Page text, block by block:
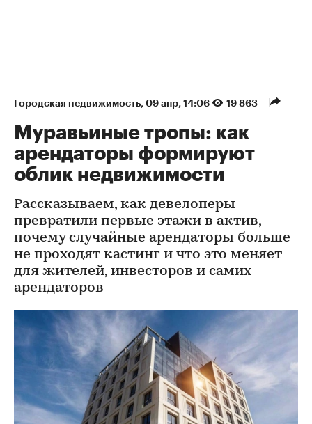
Городская недвижимость 09 апр, 14:06 19 863
Муравьиные тропы: как
арендаторы формируют
облик недвижимости
Рассказываем, как девелоперы
превратили первые этажи в актив,
почему случайные арендаторы больше
не проходят кастинг и что это меняет
для жителей, инвесторов и самих
арендаторов